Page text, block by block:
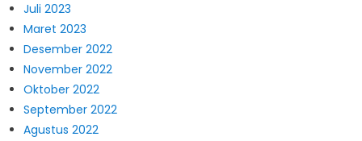
Juli 2023
Maret 2023
Desember 2022
November 2022
Oktober 2022
September 2022
Agustus 2022